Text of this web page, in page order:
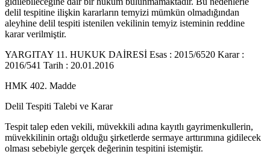
delil tespitine ilişkin kararların temyizi mümkün olmadığından
aleyhine delil tespiti istenilen vekilinin temyiz isteminin reddine
karar verilmiştir.
YARGITAY 11. HUKUK DAİRESİ Esas : 2015/6520 Karar :
2016/541 Tarih : 20.01.2016
HMK 402. Madde
Delil Tespiti Talebi ve Karar
Tespit talep eden vekili, müvekkili adına kayıtlı gayrimenkullerin,
müvekkilinin ortağı olduğu şirketlerde sermaye arttırımına gidilecek
olması sebebiyle gerçek değerinin tespitini istemiştir.